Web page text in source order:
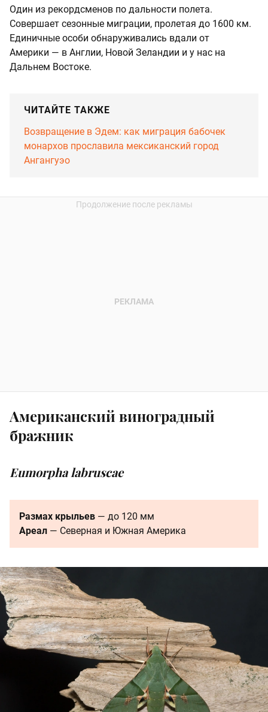
Один из рекордсменов по дальности полета.
Совершает сезонные миграции, пролетая до 1600 км.
Единичные особи обнаруживались вдали от
Америки — в Англии, Новой Зеландии и у нас на
Дальнем Востоке.
ЧИТАЙТЕ ТАКЖЕ
Возвращение в Эдем: как миграция бабочек
монархов прославила мексиканский город
Ангангуэо
Американский виноградный
бражник
Eumorpha labruscae
Размах крыльев — до 120 мм
Ареал — Северная и Южная Америка